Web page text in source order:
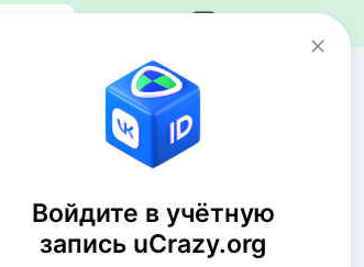
Авторизация
Сейчас онлайн
42 пользователя
Всего посетителей 1127
Рекорд: 12737 посетителей
Войдите в учётную
запись uCrazy.org